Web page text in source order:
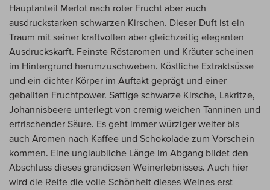
Hauptanteil Merlot nach roter Frucht aber auch
ausdruckstarken schwarzen Kirschen. Dieser Duft ist ein
Traum mit seiner kraftvollen aber gleichzeitig eleganten
Ausdruckskarft. Feinste Röstaromen und Kräuter scheinen
im Hintergrund herumzuschweben. Köstliche Extraktsüsse
und ein dichter Körper im Auftakt geprägt und einer
geballten Fruchtpower. Saftige schwarze Kirsche, Lakritze,
Johannisbeere unterlegt von cremig weichen Tanninen und
erfrischender Säure. Es geht immer würziger weiter bis
auch Aromen nach Kaffee und Schokolade zum Vorschein
kommen. Eine unglaubliche Länge im Abgang bildet den
Abschluss dieses grandiosen Weinerlebnisses. Auch hier
wird die Reife die volle Schönheit dieses Weines erst